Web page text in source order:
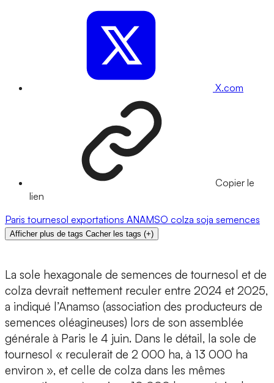
X.com
Copier le
lien
Paris tournesol exportations ANAMSO colza soja semences
Afficher plus de tags Cacher les tags (+)
La sole hexagonale de semences de tournesol et de
colza devrait nettement reculer entre 2024 et 2025,
a indiqué l’Anamso (association des producteurs de
semences oléagineuses) lors de son assemblée
générale à Paris le 4 juin. Dans le détail, la sole de
tournesol « reculerait de 2 000 ha, à 13 000 ha
environ », et celle de colza dans les mêmes